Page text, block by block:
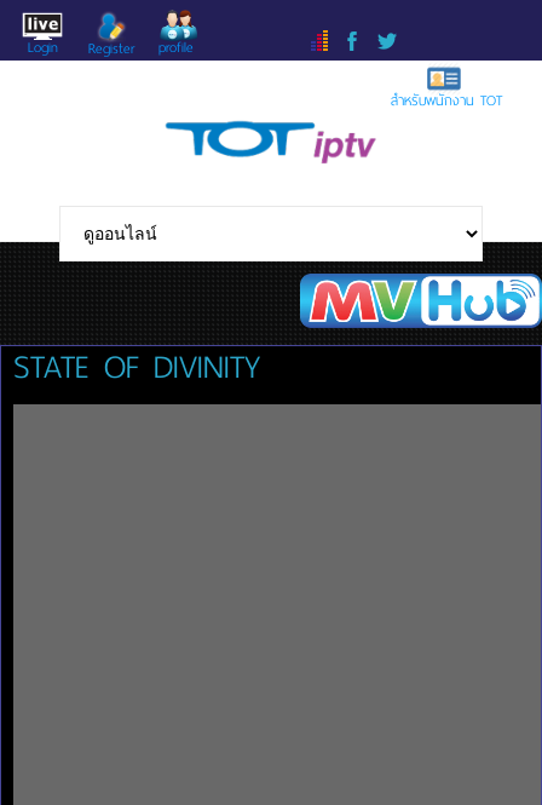
Login Register profile
สำหรับพนักงาน TOT
STATE OF DIVINITY